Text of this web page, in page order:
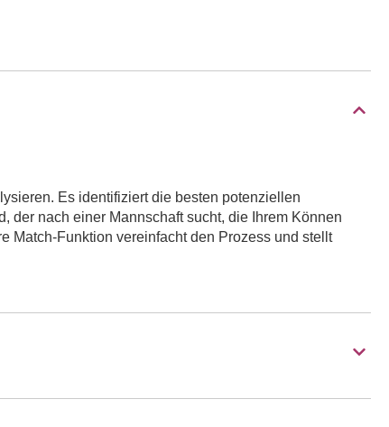
Es identifiziert die besten potenziellen
der nach einer Mannschaft sucht, die Ihrem Können
Match-Funktion vereinfacht den Prozess und stellt